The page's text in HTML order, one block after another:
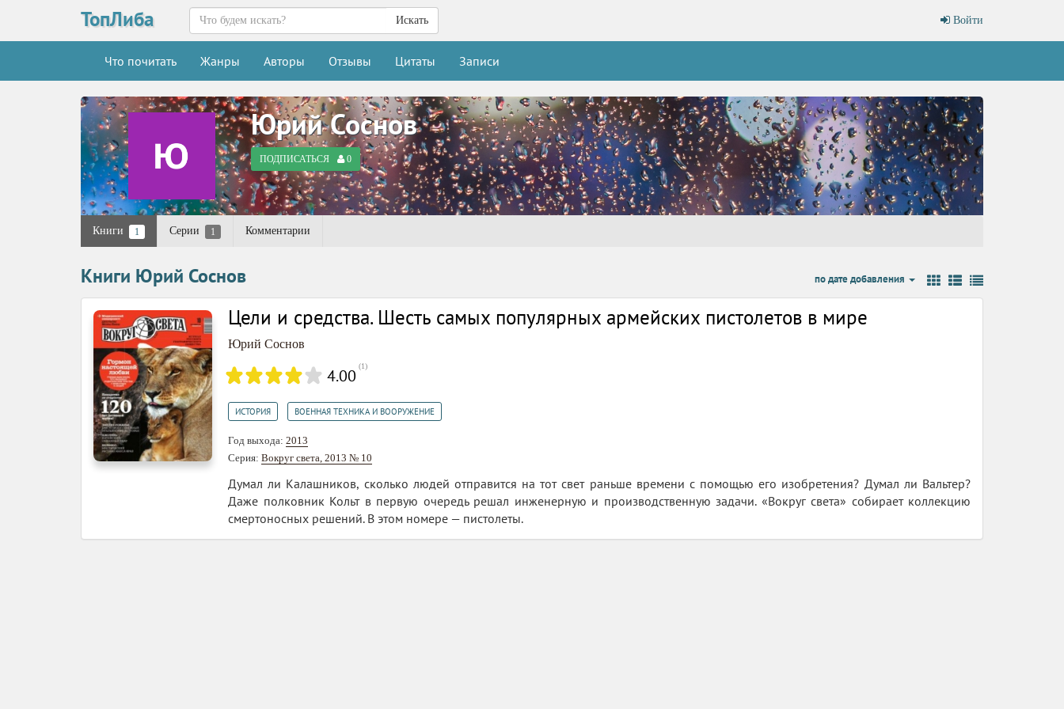
ТопЛиба Войти
Искать
Что почитать Жанры Авторы Отзывы Цитаты Записи
Юрий Соснов
ПОДПИСАТЬСЯ 0
Книги 1 Серии 1 Комментарии
Книги Юрий Соснов по дате добавления
Цели и средства. Шесть самых популярных армейских пистолетов в мире
Юрий Соснов
4.00 (1)
ИСТОРИЯ ВОЕННАЯ ТЕХНИКА И ВООРУЖЕНИЕ
Год выхода: 2013
Серия: Вокруг света, 2013 № 10
Думал ли Калашников, сколько людей отправится на тот свет раньше времени с помощью его изобретения? Думал ли Вальтер?
Даже полковник Кольт в первую очередь решал инженерную и производственную задачи. «Вокруг света» собирает коллекцию
смертоносных решений. В этом номере — пистолеты.